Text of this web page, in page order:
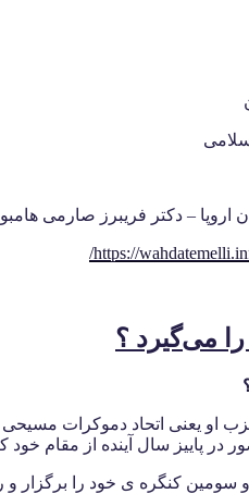
دکتر فریبرز صارمی هامبورگ ۰۴ نوامبر
https://
می‌گیرد ؟
او یعنی اتحاد دموکرات مسیحی
کنگره ی خود را برگزار و